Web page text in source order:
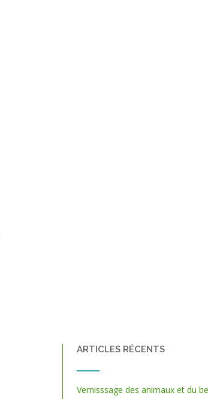
ARTICLES RÉCENTS
Vernisssage des animaux et du